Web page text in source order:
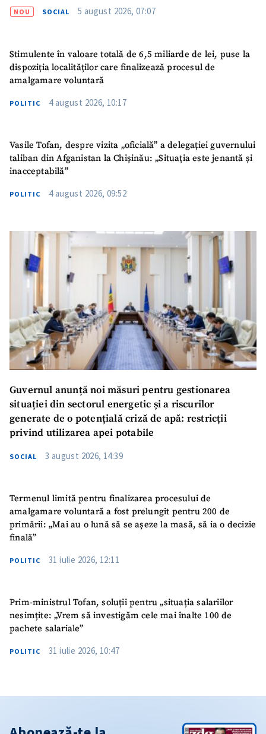
NOU SOCIAL 5 august 2026, 07:07
Stimulente în valoare totală de 6,5 miliarde de lei, puse la
dispoziția localităților care finalizează procesul de
amalgamare voluntară
POLITIC 4 august 2026, 10:17
Vasile Tofan, despre vizita „oficială” a delegației guvernului
taliban din Afganistan la Chișinău: „Situația este jenantă și
inacceptabilă”
POLITIC 4 august 2026, 09:52
Guvernul anunță noi măsuri pentru gestionarea
situației din sectorul energetic și a riscurilor
generate de o potențială criză de apă: restricții
privind utilizarea apei potabile
SOCIAL 3 august 2026, 14:39
Termenul limită pentru finalizarea procesului de
amalgamare voluntară a fost prelungit pentru 200 de
primării: „Mai au o lună să se așeze la masă, să ia o decizie
finală”
POLITIC 31 iulie 2026, 12:11
Prim-ministrul Tofan, soluții pentru „situația salariilor
nesimțite: „Vrem să investigăm cele mai înalte 100 de
pachete salariale”
POLITIC 31 iulie 2026, 10:47